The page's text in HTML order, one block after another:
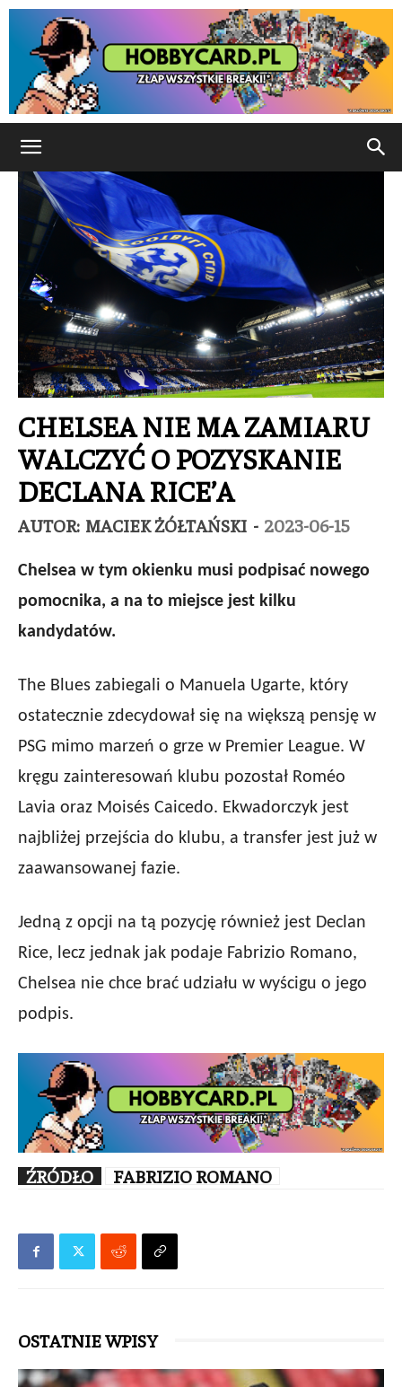
CHELSEA NIE MA ZAMIARU
WALCZYĆ O POZYSKANIE
DECLANA RICE’A
AUTOR: MACIEK ŻÓŁTAŃSKI - 2023-06-15
Chelsea w tym okienku musi podpisać nowego
pomocnika, a na to miejsce jest kilku
kandydatów.
The Blues zabiegali o Manuela Ugarte, który
ostatecznie zdecydował się na większą pensję w
PSG mimo marzeń o grze w Premier League. W
kręgu zainteresowań klubu pozostał Roméo
Lavia oraz Moisés Caicedo. Ekwadorczyk jest
najbliżej przejścia do klubu, a transfer jest już w
zaawansowanej fazie.
Jedną z opcji na tą pozycję również jest Declan
Rice, lecz jednak jak podaje Fabrizio Romano,
Chelsea nie chce brać udziału w wyścigu o jego
podpis.
ŹRÓDŁO FABRIZIO ROMANO
OSTATNIE WPISY